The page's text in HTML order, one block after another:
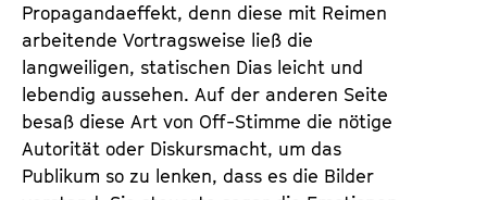
Propagandaeffekt, denn diese mit Reimen
arbeitende Vortragsweise ließ die
langweiligen, statischen Dias leicht und
lebendig aussehen. Auf der anderen Seite
besaß diese Art von Off-Stimme die nötige
Autorität oder Diskursmacht, um das
Publikum so zu lenken, dass es die Bilder